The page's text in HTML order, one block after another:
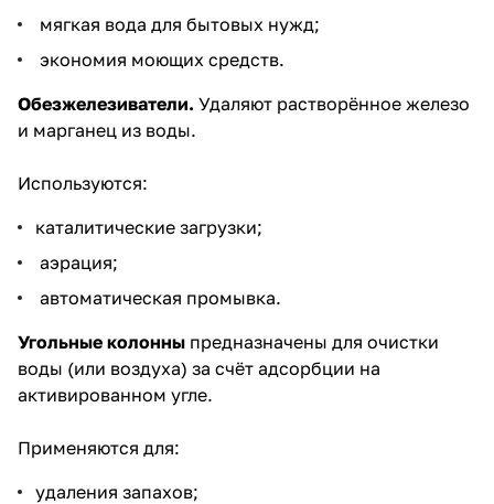
мягкая вода для бытовых нужд;
экономия моющих средств.
Обезжелезиватели. Удаляют растворённое железо
и марганец из воды.
Используются:
каталитические загрузки;
аэрация;
автоматическая промывка.
Угольные колонны предназначены для очистки
воды (или воздуха) за счёт адсорбции на
активированном угле.
Применяются для:
удаления запахов;